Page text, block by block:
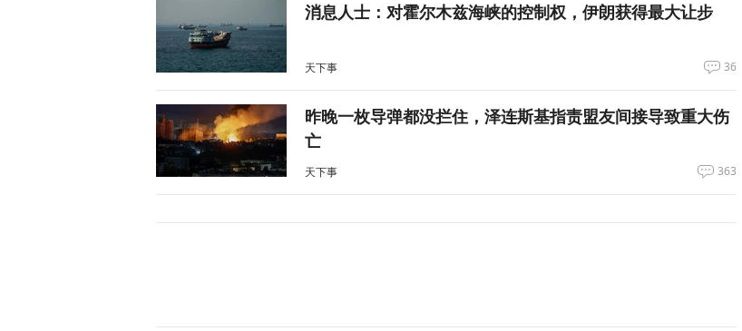
消息人士：对霍尔木兹海峡的控制权，伊朗获得最大让步
天下事 36
昨晚一枚导弹都没拦住，泽连斯基指责盟友间接导致重大伤
亡
天下事 363